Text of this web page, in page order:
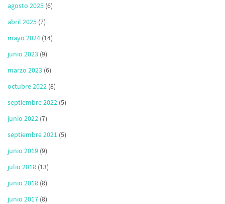
agosto 2025 (6)
abril 2025 (7)
mayo 2024 (14)
junio 2023 (9)
marzo 2023 (6)
octubre 2022 (8)
septiembre 2022 (5)
junio 2022 (7)
septiembre 2021 (5)
junio 2019 (9)
julio 2018 (13)
junio 2018 (8)
junio 2017 (8)